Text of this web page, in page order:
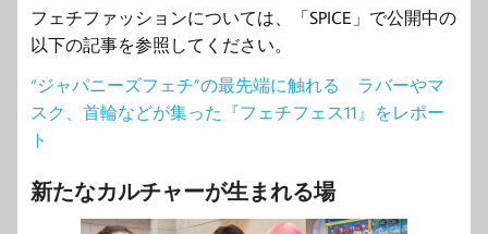
フェチファッションについては、「SPICE」で公開中の
以下の記事を参照してください。
“ジャパニーズフェチ”の最先端に触れる ラバーやマ
スク、首輪などが集った『フェチフェス11』をレポー
ト
新たなカルチャーが生まれる場